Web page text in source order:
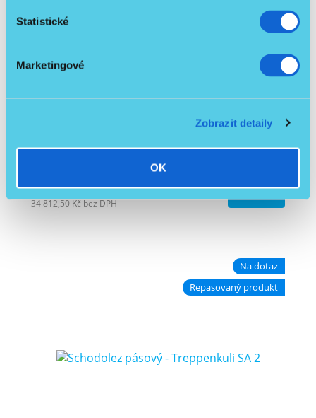
Statistické
Marketingové
Zobrazit detaily
OK
Schodolez pásový TGR JOLLY
38 990 Kč/ ks
34 812,50 Kčbez DPH
Na dotaz
Repasovaný produkt